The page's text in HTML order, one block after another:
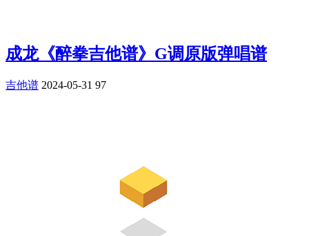
成龙《醉拳吉他谱》G调原版弹唱谱
吉他谱 2024-05-31 97